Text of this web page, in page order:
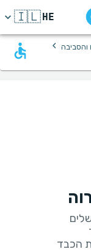
HE
🇮🇱
והסביבה ›
הכבד